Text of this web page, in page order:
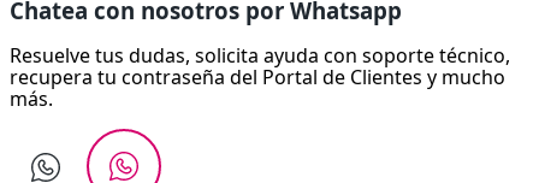
Chatea con nosotros por Whatsapp
Resuelve tus dudas, solicita ayuda con soporte técnico,
recupera tu contraseña del Portal de Clientes y mucho
más.